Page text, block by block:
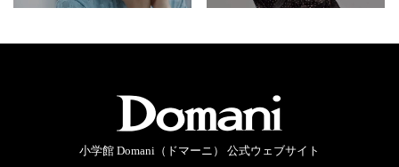
小学館 Domani（ドマーニ） 公式ウェブサイト